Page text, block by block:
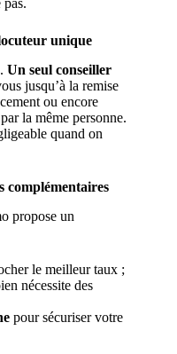
pas.
unique
Un seul conseiller
jusqu’à la remise
ou encore
la même personne.
quand on
complémentaires
propose un
le meilleur taux ;
nécessite des
pour sécuriser votre